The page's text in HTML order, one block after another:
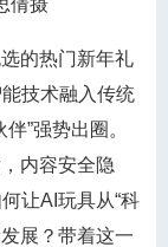
的热门新年礼
技术融入传统
”强势出圈。
内容安全隐
让AI玩具从“科
展？带着这一